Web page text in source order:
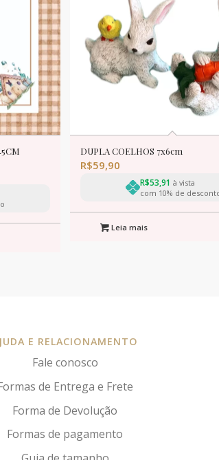
DUPLA COELHOS 7x6cm
R$59,90
R$53,91 à vista
com 10% de
Leia mais
E RELACIONAMENTO
Fale conosco
de Entrega e Frete
Forma de Devolução
Formas de pagamento